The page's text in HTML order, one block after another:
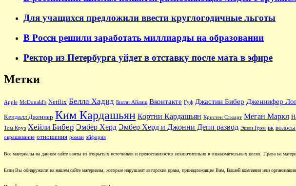
Для учащихся предложили ввести круглогодичные льготы
В Росси решили заработать миллиарды на образовании
Ректор из Петербурга уйдет в отставку после мата в эфире
Метки
Apple McDonald's Netflix Белла Хадид Билли Айлиш Вконтакте Гуф Джастин Бибер Дженнифер
Кендалл Дженнер Ким Кардашьян Кортни Кардашьян Кристен Стюарт Меган Маркл
Том Круз Хейли Бибер Эмбер Херд Эмбер Херд и Джонни Депп развод Эшли Грэм вк волосы
окрашивание отношения роман эйфория
Все материалы на данном сайте взяты из открытых источников и предоставляются исключительно в ознакомительных целях. Права на
Если Вы обнаружили на нашем сайте материалы, которые нарушают авторские права, принадлежащие Вам, Вашей компании или